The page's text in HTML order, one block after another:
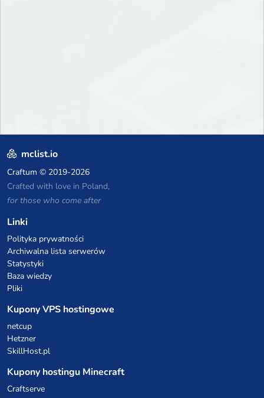
mclist.io
Craftum © 2019-2026
Crafted with love in Poland,
for those who come after
Linki
Polityka prywatności
Archiwalna lista serwerów
Statystyki
Baza wiedzy
Pliki
Kupony VPS hostingowe
netcup
Hetzner
SkillHost.pl
Kupony hostingu Minecraft
Craftserve